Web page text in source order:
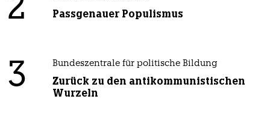
2 Passgenauer Populismus
3 Bundeszentrale für politische Bildung
Zurück zu den antikommunistischen
Wurzeln